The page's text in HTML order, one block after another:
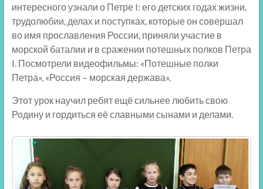
интересного узнали о Петре I: его детских годах жизни,
трудолюбии, делах и поступках, которые он совершал
во имя прославления России, приняли участие в
морской баталии и в сражении потешных полков Петра
I. Посмотрели видеофильмы: «Потешные полки
Петра», «Россия – морская держава».
Этот урок научил ребят ещё сильнее любить свою
Родину и гордиться её славными сынами и делами.